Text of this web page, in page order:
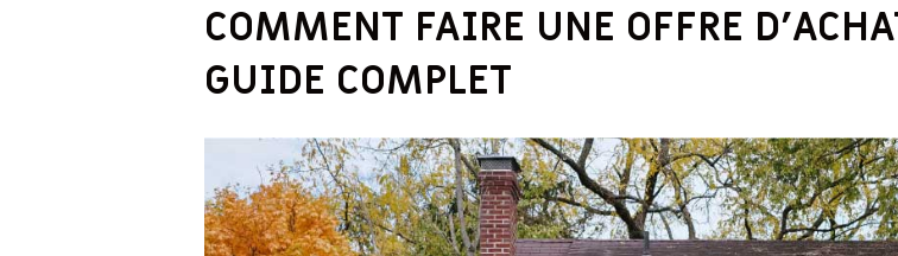
COMMENT FAIRE UNE OFFRE
GUIDE COMPLET